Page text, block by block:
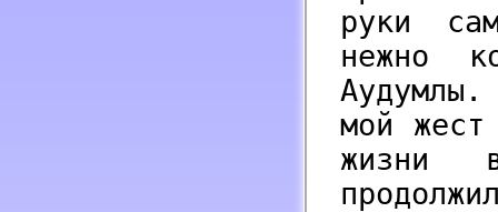
руки
нежно
мой
жизни